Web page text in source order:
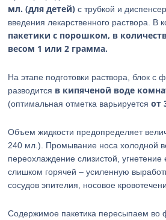
мл. (для детей) с трубкой и
введения лекарственного раствора. В
пакетики с порошком, в
весом 1 или 2 грамма.
На этапе подготовки раствора, блок с
разводится в кипяченой воде
(оптимальная отметка варьируетсяот
Объем жидкости предопределяет
240 мл.). Промывание носа холодной
переохлаждение слизистой,
слишком горячей – усиленную
сосудов эпителия, носовое
Содержимое пакетика пересыпаем во